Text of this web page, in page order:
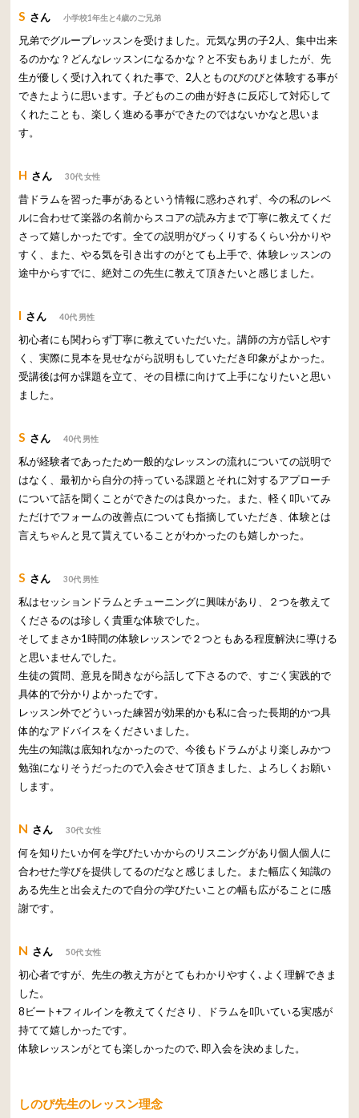
S さん 小学校1年生と4歳のご兄弟
兄弟でグループレッスンを受けました。元気な男の子2人、集中出来
るのかな？どんなレッスンになるかな？と不安もありましたが、先
生が優しく受け入れてくれた事で、2人とものびのびと体験する事が
できたように思います。子どものこの曲が好きに反応して対応して
くれたことも、楽しく進める事ができたのではないかなと思いま
す。
H さん 30代 女性
昔ドラムを習った事があるという情報に惑わされず、今の私のレベ
ルに合わせて楽器の名前からスコアの読み方まで丁寧に教えてくだ
さって嬉しかったです。全ての説明がびっくりするくらい分かりや
すく、また、やる気を引き出すのがとても上手で、体験レッスンの
途中からすでに、絶対この先生に教えて頂きたいと感じました。
I さん 40代 男性
初心者にも関わらず丁寧に教えていただいた。講師の方が話しやす
く、実際に見本を見せながら説明もしていただき印象がよかった。
受講後は何か課題を立て、その目標に向けて上手になりたいと思い
ました。
S さん 40代 男性
私が経験者であったため一般的なレッスンの流れについての説明で
はなく、最初から自分の持っている課題とそれに対するアプローチ
について話を聞くことができたのは良かった。また、軽く叩いてみ
ただけでフォームの改善点についても指摘していただき、体験とは
言えちゃんと見て貰えていることがわかったのも嬉しかった。
S さん 30代 男性
私はセッションドラムとチューニングに興味があり、２つを教えて
くださるのは珍しく貴重な体験でした。
そしてまさか1時間の体験レッスンで２つともある程度解決に導ける
と思いませんでした。
生徒の質問、意見を聞きながら話して下さるので、すごく実践的で
具体的で分かりよかったです。
レッスン外でどういった練習が効果的かも私に合った長期的かつ具
体的なアドバイスをくださいました。
先生の知識は底知れなかったので、今後もドラムがより楽しみかつ
勉強になりそうだったので入会させて頂きました、よろしくお願い
します。
N さん 30代 女性
何を知りたいか何を学びたいかからのリスニングがあり個人個人に
合わせた学びを提供してるのだなと感じました。また幅広く知識の
ある先生と出会えたので自分の学びたいことの幅も広がることに感
謝です。
N さん 50代 女性
初心者ですが、先生の教え方がとてもわかりやすく､よく理解できま
した。
8ビート+フィルインを教えてくださり、ドラムを叩いている実感が
持てて嬉しかったです。
体験レッスンがとても楽しかったので､即入会を決めました。
しのぴ先生のレッスン理念